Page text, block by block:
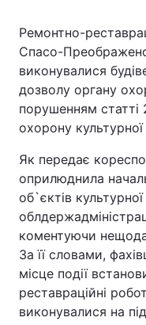
Ремонтно-
Спасо-
виконувалися
дозволу органу
порушенням статті
охорону
Як передає
оприлюднила
об`єктів
коментуючи
За її словами,
місце події
реставраційні
виконувалися на